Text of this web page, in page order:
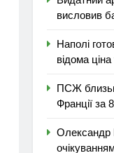
висловив
Наполі
відома
ПСЖ
Франції за
Олександр